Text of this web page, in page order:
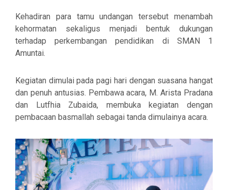
Kehadiran para tamu undangan tersebut menambah
kehormatan sekaligus menjadi bentuk dukungan
terhadap perkembangan pendidikan di SMAN 1
Amuntai.
Kegiatan dimulai pada pagi hari dengan suasana hangat
dan penuh antusias. Pembawa acara, M. Arista Pradana
dan
Lutfhia Zubaida, membuka kegiatan dengan
pembacaan basmallah sebagai tanda dimulainya acara.